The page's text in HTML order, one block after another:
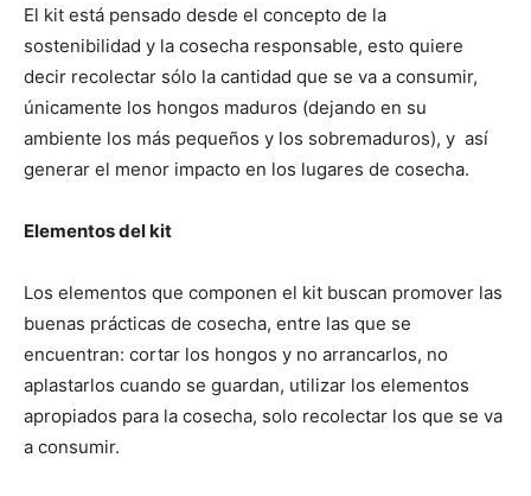
El kit está pensado desde el concepto de la
sostenibilidad y la cosecha responsable, esto quiere
decir recolectar sólo la cantidad que se va a consumir,
únicamente los hongos maduros (dejando en su
ambiente los más pequeños y los sobremaduros), y así
generar el menor impacto en los lugares de cosecha.
Elementos del kit
Los elementos que componen el kit buscan promover las
buenas prácticas de cosecha, entre las que se
encuentran: cortar los hongos y no arrancarlos, no
aplastarlos cuando se guardan, utilizar los elementos
apropiados para la cosecha, solo recolectar los que se va
a consumir.